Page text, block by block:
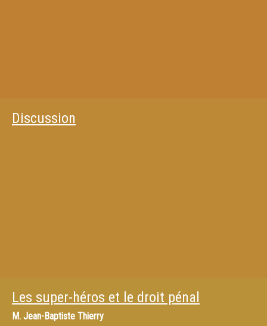
Discussion
Les super-héros et le droit pénal
M. Jean-Baptiste Thierry